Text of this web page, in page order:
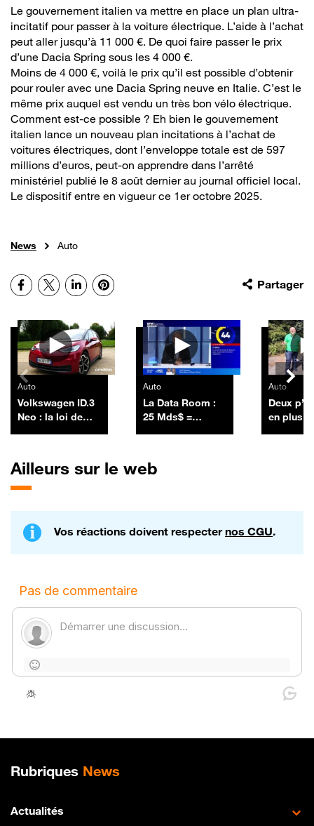
Le gouvernement italien va mettre en place un plan ultra-
incitatif pour passer à la voiture électrique. L’aide à l’achat
peut aller jusqu’à 11 000 €. De quoi faire passer le prix
d’une Dacia Spring sous les 4 000 €.
Moins de 4 000 €, voilà le prix qu’il est possible d’obtenir
pour rouler avec une Dacia Spring neuve en Italie. C’est le
même prix auquel est vendu un très bon vélo électrique.
Comment est-ce possible ? Eh bien le gouvernement
italien lance un nouveau plan incitations à l’achat de
voitures électriques, dont l’enveloppe totale est de 597
millions d’euros, peut-on apprendre dans l’arrêté
ministériel publié le 8 août dernier au journal officiel local.
Le dispositif entre en vigueur ce 1er octobre 2025.
News Auto
Partager
Facebook
X LinkedInPinterest
Autres vidéos
Auto
Volkswagen ID.3
Neo : la loi de
Auto
La Data Room :
25 Mds$ =
obligataire en
Auto
Deux
en plus
Ailleurs sur le web
Vos réactions doivent respecternos CGU.
Plan de site
Rubriques News
Actualités